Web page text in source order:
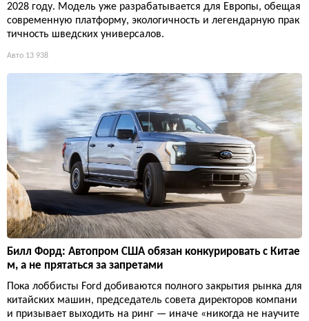
2028 году. Модель уже разрабатывается для Европы, обещая
современную платформу, экологичность и легендарную прак
тичность шведских универсалов.
Авто 13 938
Билл Форд: Автопром США обязан конкурировать с Китае
м, а не прятаться за запретами
Пока лоббисты Ford добиваются полного закрытия рынка для
китайских машин, председатель совета директоров компани
и призывает выходить на ринг — иначе «никогда не научите